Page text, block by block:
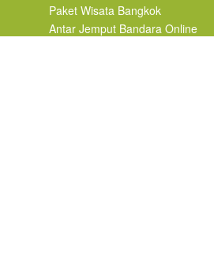
Paket Wisata Bangkok
Antar Jemput Bandara Online